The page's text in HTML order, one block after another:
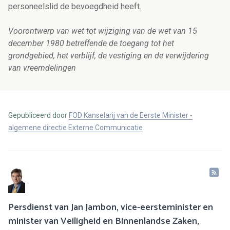
personeelslid de bevoegdheid heeft.
Voorontwerp van wet tot wijziging van de wet van 15
december 1980 betreffende de toegang tot het
grondgebied, het verblijf, de vestiging en de verwijdering
van vreemdelingen
Gepubliceerd door FOD Kanselarij van de Eerste Minister -
algemene directie Externe Communicatie
Persdienst van Jan Jambon, vice-eersteminister en
minister van Veiligheid en Binnenlandse Zaken,